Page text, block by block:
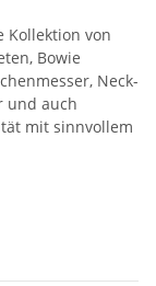
Kollektion von
Bowie
Neck-
und auch
mit sinnvollem